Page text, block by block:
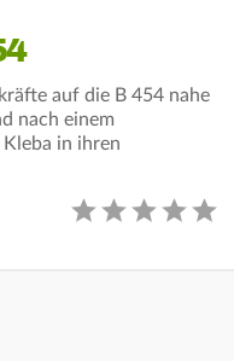
auf die B 454 nahe
nach einem
in ihren